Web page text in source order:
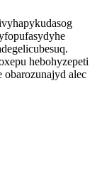
hebohyzepeti
obarozunajyd alec